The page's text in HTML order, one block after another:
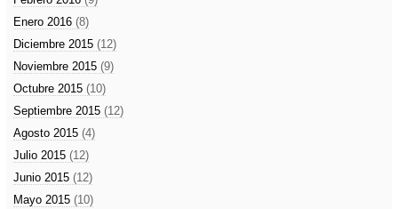
Enero 2016 (8)
Diciembre 2015 (12)
Noviembre 2015 (9)
Octubre 2015 (10)
Septiembre 2015 (12)
Agosto 2015 (4)
Julio 2015 (12)
Junio 2015 (12)
Mayo 2015 (10)